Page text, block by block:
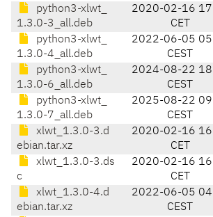
python3-xlwt_
1.3.0-3_all.deb
2020-02-16
CET
python3-xlwt_
1.3.0-4_all.deb
2022-06-05
CEST
python3-xlwt_
1.3.0-6_all.deb
2024-08-22
CEST
python3-xlwt_
1.3.0-7_all.deb
2025-08-22
CEST
xlwt_1.3.0-3.d
ebian.tar.xz
2020-02-16
CET
xlwt_1.3.0-3.ds
c
2020-02-16
CET
xlwt_1.3.0-4.d
ebian.tar.xz
2022-06-05
CEST